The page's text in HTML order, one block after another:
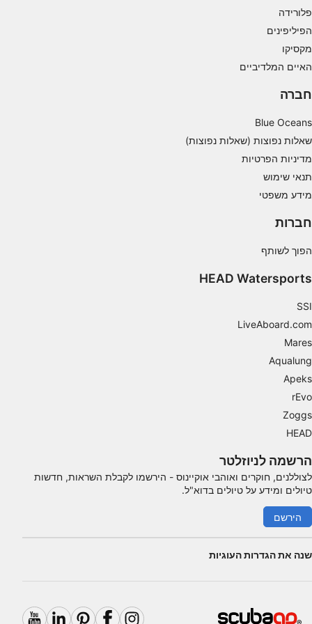
פלורידה
הפיליפינים
מקסיקו
האיים המלדיביים
חברה
Blue Oceans
שאלות נפוצות (שאלות נפוצות)
מדיניות הפרטיות
תנאי שימוש
מידע משפטי
חברות
הפוך לשותף
HEAD Watersports
SSI
LiveAboard.com
Mares
Aqualung
Apeks
rEvo
Zoggs
HEAD
הרשמה לניוזלטר
לצוללנים, חוקרים ואוהבי אוקיינוס ​​- הירשמו לקבלת השראות, חדשות
טיולים ומידע על טיולים בדוא"ל.
הירשם
שנה את הגדרות העוגיות
תכונות מיוחדות של IAB:
Identify devices based on information
מטרות עיבוד שאינן IAB: